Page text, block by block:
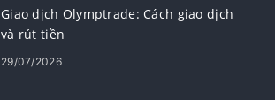
Giao dịch Olymptrade: Cách giao dịch
và rút tiền
29/07/2026